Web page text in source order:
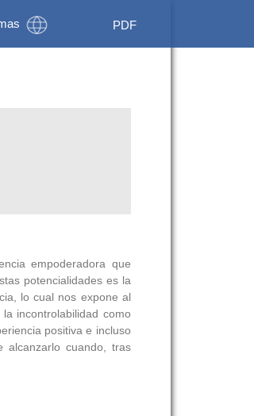
PDF
empoderadora que
potencialidades es la
lo cual nos expone al
incontrolabilidad como
positiva e incluso
alcanzarlo cuando, tras